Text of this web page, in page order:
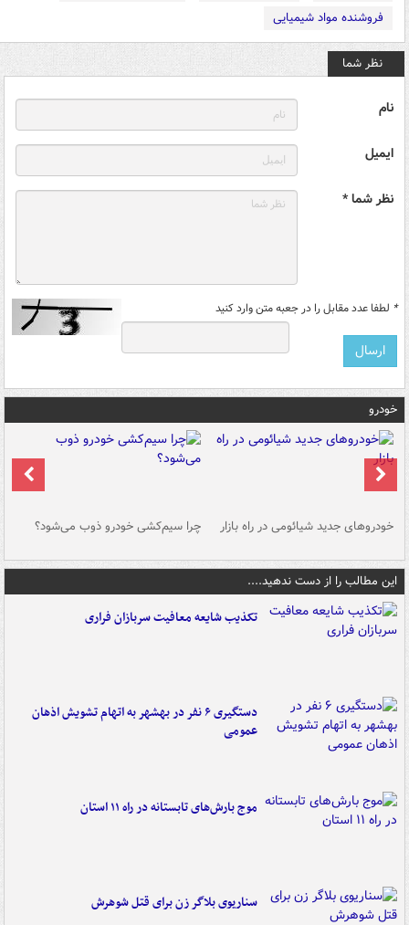
فروشنده مواد شیمیایی
نظر شما
نام
ایمیل
نظر شما *
* لطفا عدد مقابل را در جعبه متن وارد کنید
خودرو
خودروهای جدید شیائومی در راه بازار چرا سیم‌کشی خودرو ذوب می‌شود؟
این مطالب را از دست ندهید....
تکذیب شایعه معافیت سربازان فراری
دستگیری ۶ نفر در بهشهر به اتهام تشویش اذهان
عمومی
موج بارش‌های تابستانه در راه ۱۱ استان
سناریوی بلاگر زن برای قتل شوهرش